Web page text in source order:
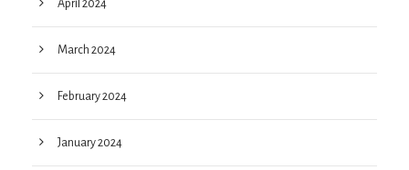
April 2024
March 2024
February 2024
January 2024